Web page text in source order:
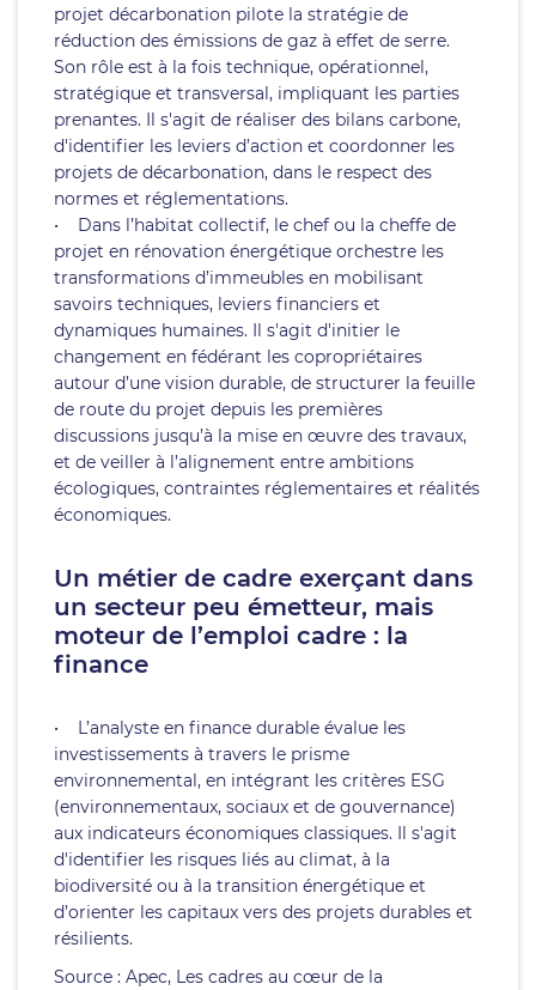
projet décarbonation pilote la stratégie de
réduction des émissions de gaz à effet de serre.
Son rôle est à la fois technique, opérationnel,
stratégique et transversal, impliquant les parties
prenantes. Il s'agit de réaliser des bilans carbone,
d'identifier les leviers d’action et coordonner les
projets de décarbonation, dans le respect des
normes et réglementations.
• Dans l’habitat collectif, le chef ou la cheffe de
projet en rénovation énergétique orchestre les
transformations d’immeubles en mobilisant
savoirs techniques, leviers financiers et
dynamiques humaines. Il s'agit d'initier le
changement en fédérant les copropriétaires
autour d’une vision durable, de structurer la feuille
de route du projet depuis les premières
discussions jusqu’à la mise en œuvre des travaux,
et de veiller à l’alignement entre ambitions
écologiques, contraintes réglementaires et réalités
économiques.
Un métier de cadre exerçant dans
un secteur peu émetteur, mais
moteur de l’emploi cadre : la
finance
• L’analyste en finance durable évalue les
investissements à travers le prisme
environnemental, en intégrant les critères ESG
(environnementaux, sociaux et de gouvernance)
aux indicateurs économiques classiques. Il s'agit
d'identifier les risques liés au climat, à la
biodiversité ou à la transition énergétique et
d’orienter les capitaux vers des projets durables et
résilients.
Source : Apec, Les cadres au cœur de la